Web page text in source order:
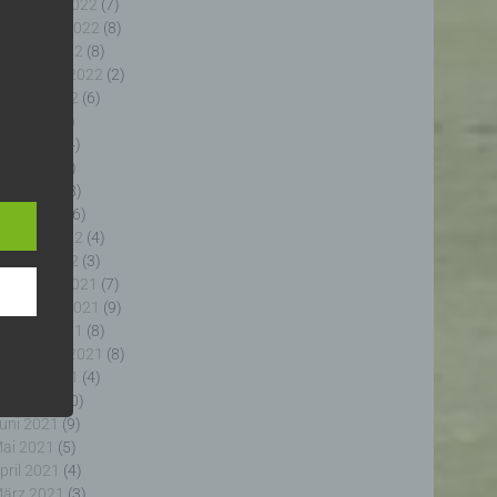
Dezember 2022 (7)
November 2022 (8)
Oktober 2022 (8)
September 2022 (2)
August 2022 (6)
(5)
(4)
2022
(5)
(8)
(6)
Februar 2022 (4)
Januar 2022 (3)
Dezember 2021 (7)
November 2021 (9)
Oktober 2021 (8)
September 2021 (8)
August 2021 (4)
(10)
2021 (9)
2021 (5)
2021 (4)
der
das